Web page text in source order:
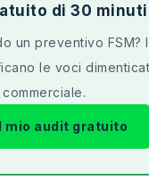
di 30 minuti
un preventivo FSM?
le voci
mio audit gratuito